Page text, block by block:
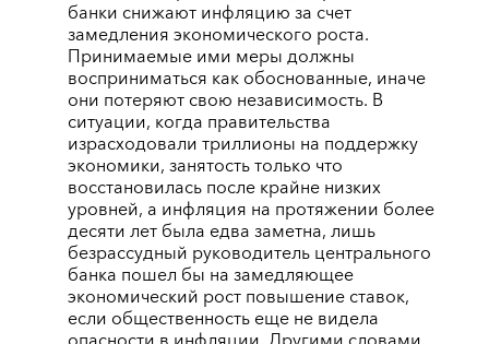
банки снижают инфляцию за счет
замедления экономического роста.
Принимаемые ими меры должны
восприниматься как обоснованные, иначе
они потеряют свою независимость. В
ситуации, когда правительства
израсходовали триллионы на поддержку
экономики, занятость только что
восстановилась после крайне низких
уровней, а инфляция на протяжении более
десяти лет была едва заметна, лишь
безрассудный руководитель центрального
банка пошел бы на замедляющее
экономический рост повышение ставок,
если общественность еще не видела